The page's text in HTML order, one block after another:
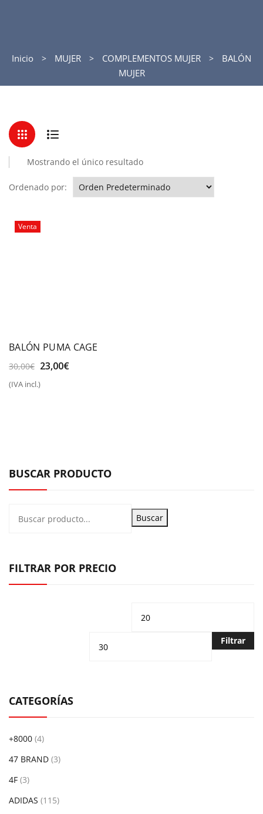
Inicio MUJER COMPLEMENTOS MUJER
BALÓN
MUJER
Mostrando el único resultado
Ordenado por:
Venta
BALÓN PUMA CAGE
30,00€ El
original
23,00€El
(IVA incl.)
BUSCAR PRODUCTO
Buscar
FILTRAR POR PRECIO
Precio
Filtrar
CATEGORÍAS
+8000 (4)
47 BRAND (3)
4F (3)
ADIDAS (115)